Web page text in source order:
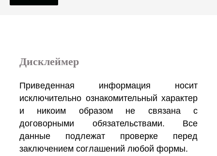
Дисклеймер
Приведенная информация носит
исключительно ознакомительный характер
и никоим образом не связана с
договорными обязательствами. Все
данные подлежат проверке перед
заключением соглашений любой формы.